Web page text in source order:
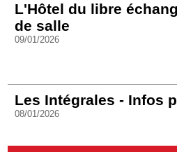
L'Hôtel du libre
de salle
09/01/2026
Les Intégrales - Infos
08/01/2026